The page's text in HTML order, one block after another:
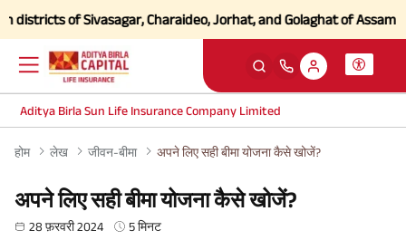
of Sivasagar, Charaideo, Jorhat, and Golaghat of AssamClick
Aditya Birla Sun Life Insurance Company Limited
होम लेख जीवन-बीमा अपने लिए सही बीमा योजना कैसे खोजें?
अपने लिए सही बीमा योजना कैसे खोजें?
28 फ़रवरी 2024 5 मिनट